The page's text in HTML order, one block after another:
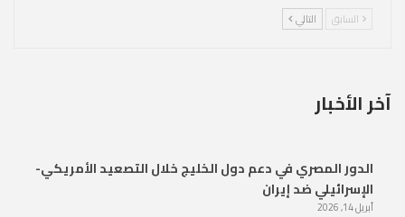
السابق التالي
آخر الأخبار
الدور المصري في دعم دول الخليج خلال التصعيد الأمريكي-
الإسرائيلي ضد إيران
أبريل 14, 2026